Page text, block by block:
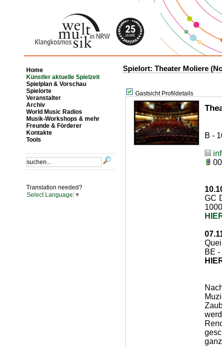
Home
Künstler aktuelle Spielzeit
Spielplan & Vorschau
Spielorte
Veranstalter
Archiv
World Music Radios
Musik-Workshops & mehr
Freunde & Förderer
Kontakte
Tools
Translation needed?
Select Language ▼
Spielort: Theater Moliere
Gastsicht Profildetails
B -
GC
BE